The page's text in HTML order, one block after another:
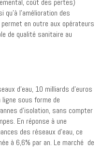
coût des pertes)
l’amélioration des
en outre aux opérateurs
de qualité sanitaire au
d’eau, 10 milliards d’euros
ligne sous forme de
d’isolation, sans compter
En réponse à une
des réseaux d’eau, ce
à 6,6% par an. Le marché de